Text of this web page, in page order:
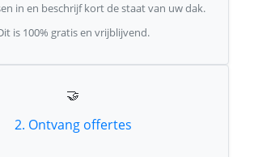
in en beschrijf kort de staat van uw dak.
is 100% gratis en vrijblijvend.
🤝
2. Ontvang offertes